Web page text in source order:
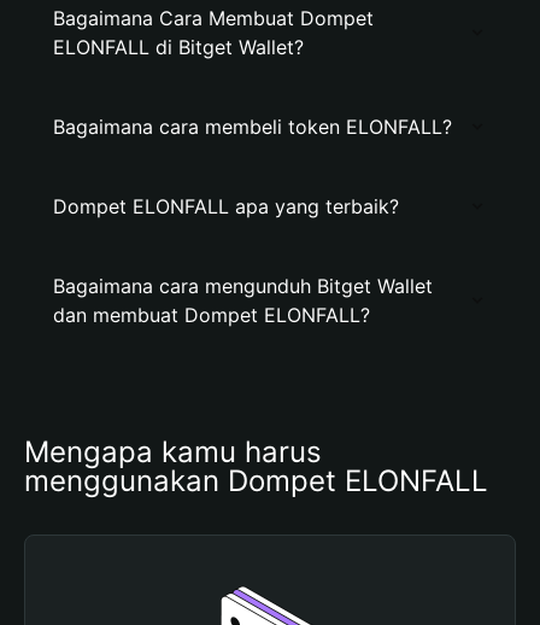
Bagaimana Cara Membuat Dompet
ELONFALL di Bitget Wallet?
Bagaimana cara membeli token ELONFALL?
Dompet ELONFALL apa yang terbaik?
Bagaimana cara mengunduh Bitget Wallet
dan membuat Dompet ELONFALL?
Mengapa kamu harus
menggunakan Dompet ELONFALL